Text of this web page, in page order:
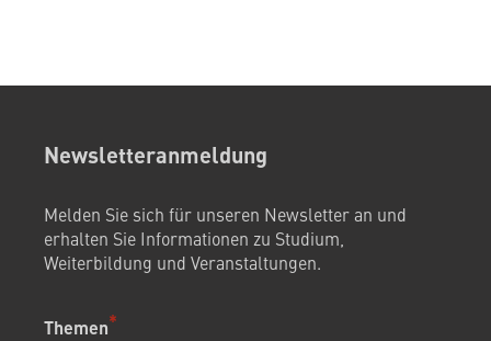
Newsletteranmeldung
Melden Sie sich für unseren Newsletter an und
erhalten Sie Informationen zu Studium,
Weiterbildung und Veranstaltungen.
Themen